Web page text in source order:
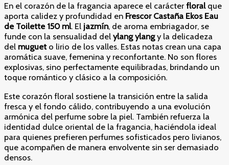
En el corazón de la fragancia aparece el carácter floralque
aporta calidez y profundidad en Frescor Castaña Ekos Eau
de Toilette 150 ml. El jazmín, de aroma embriagador, se
funde con la sensualidad del ylang ylangy la delicadeza
del mugueto lirio de los valles. Estas notas crean una capa
aromática suave, femenina y reconfortante. No son flores
explosivas, sino perfectamente equilibradas, brindando un
toque romántico y clásico a la composición.
Este corazón floral sostiene la transición entre la salida
fresca y el fondo cálido, contribuyendo a una evolución
armónica del perfume sobre la piel. También refuerza la
identidad dulce oriental de la fragancia, haciéndola ideal
para quienes prefieren perfumes sofisticados pero livianos,
que acompañen de manera envolvente sin ser demasiado
densos.